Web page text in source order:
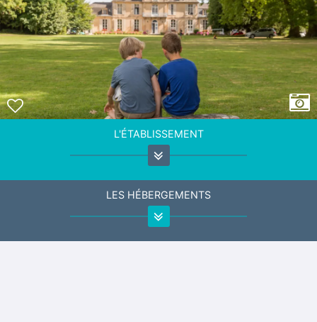
L'ÉTABLISSEMENT
LES HÉBERGEMENTS